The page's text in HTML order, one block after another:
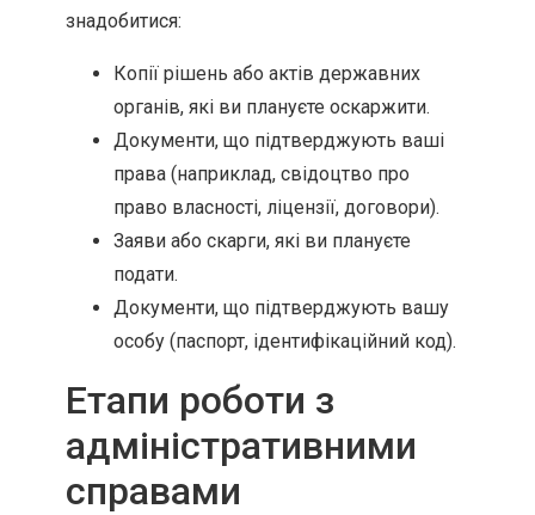
знадобитися:
Копії рішень або актів державних
органів, які ви плануєте оскаржити.
Документи, що підтверджують ваші
права (наприклад, свідоцтво про
право власності, ліцензії, договори).
Заяви або скарги, які ви плануєте
подати.
Документи, що підтверджують вашу
особу (паспорт, ідентифікаційний код).
Етапи роботи з
адміністративними
справами